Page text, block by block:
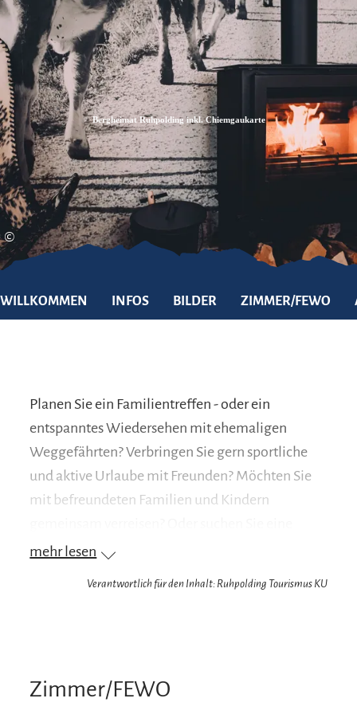
Zum
Inhalt
Zur
Suche
Zum
Footer
©
Bergheimat Ruhpolding inkl. Chiemgaukarte
WILLKOMMEN INFOS BILDER ZIMMER/FEWO
Planen Sie ein Familientreffen - oder ein
entspanntes Wiedersehen mit ehemaligen
Weggefährten? Verbringen Sie gern sportliche
und aktive Urlaube mit Freunden? Möchten Sie
mit befreundeten Familien und Kindern
großzügige und gemütliche Ferienunterkunft
und Tage? Und Sie wissen nicht, wohin?
Ausstattung, wir haben für Sie im Frühjahr 2021
mehr lesen
Verantwortlich für den Inhalt: Ruhpolding Tourismus KU
Zimmer/FEWO